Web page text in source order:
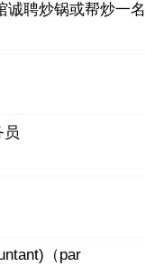
诚聘炒锅或帮炒一名
（par